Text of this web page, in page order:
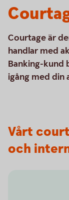
Courtage är
handlar med
Banking-kund
igång med din
Vårt
och